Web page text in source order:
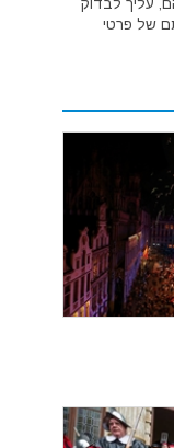
עליך לבדוק
של פרטי